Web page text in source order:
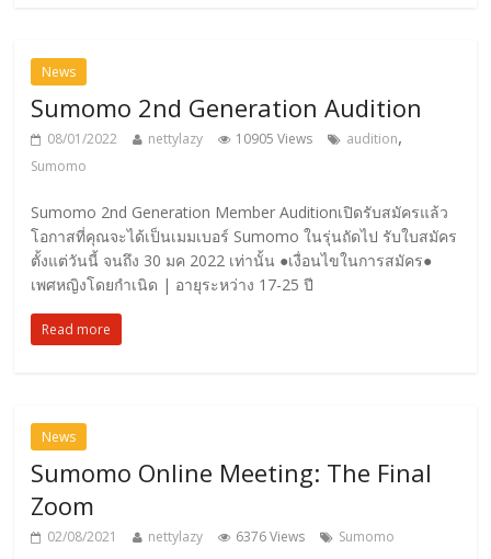
News
Sumomo 2nd Generation Audition
08/01/2022 nettylazy 10905 Views audition,
Sumomo
Sumomo 2nd Generation Member Auditionเปิดรับสมัครแล้ว
โอกาสที่คุณจะได้เป็นเมมเบอร์ Sumomo ในรุ่นถัดไป รับใบสมัคร
ตั้งแต่วันนี้ จนถึง 30 มค 2022 เท่านั้น ●เงื่อนไขในการสมัคร●
เพศหญิงโดยกำเนิด | อายุระหว่าง 17-25 ปี
Read more
News
Sumomo Online Meeting: The Final
Zoom
02/08/2021 nettylazy 6376 Views Sumomo